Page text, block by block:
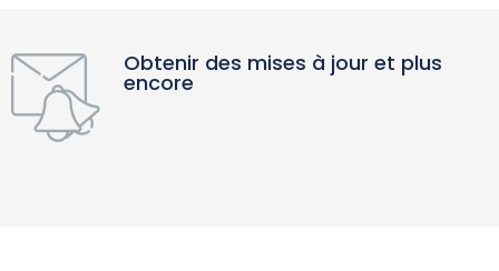
Obtenir des mises à jour et plus
encore